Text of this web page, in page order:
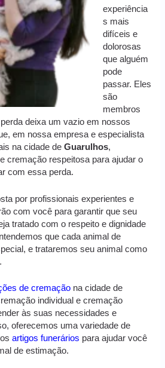
experiência
s mais
difíceis e
dolorosas
que alguém
pode
passar. Eles
são
membros
deixa um vazio em nossos
em nossa empresa e especialista
na cidade deGuarulhos,
cremação respeitosa para ajudar o
com essa perda.
por profissionais experientes e
com você para garantir que seu
tratado com o respeito e dignidade
que cada animal de
e trataremos seu animal como
de cremação na cidade de
individual e cremação
às suas necessidades e
oferecemos uma variedade de
artigos funerários para ajudar você
de estimação.